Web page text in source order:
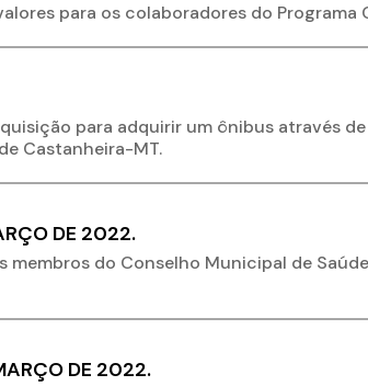
para os colaboradores do Programa
para adquirir um ônibus através
Castanheira-MT.
DE 2022.
do Conselho Municipal de
DE 2022.